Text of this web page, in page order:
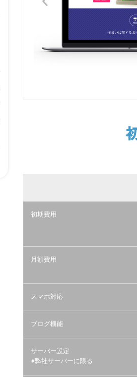
初期費用
月額費用
スマホ対応
ブログ機能
サーバー設定
※弊社サーバーに限る